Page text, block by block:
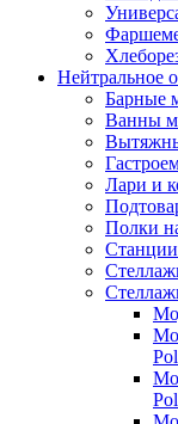
Нейтральное
Барные
Ванны
Лари и
Полки
Станции